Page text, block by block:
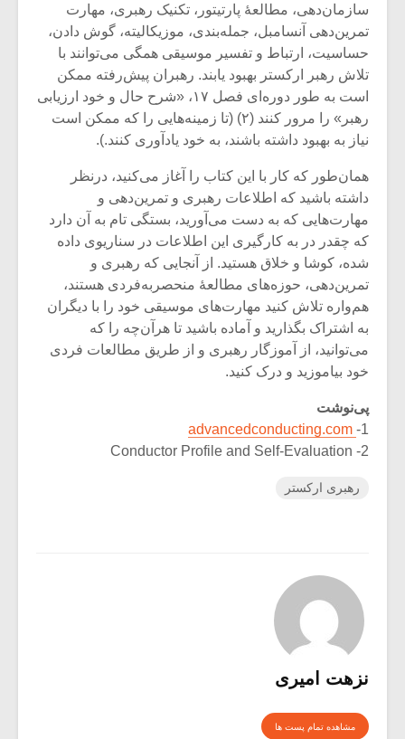
سازمان‌دهی، مطالعۀ پارتیتور، تکنیک رهبری، مهارت‌
تمرین‌دهی آنسامبل، جمله‌بندی، موزیکالیته، گوش دادن،
حساسیت، ارتباط و تفسیر موسیقی همگی می‌توانند با
تلاش رهبر ارکستر بهبود یابند. رهبران پیش‌رفته ممکن
است به طور دوره‌ای فصل ۱۷، «شرح حال و خود ارزیابی
رهبر» را مرور کنند (۲) (تا زمینه‌هایی را که ممکن است
نیاز به بهبود داشته باشند، به خود یادآوری کنند.).
همان‌طور که کار با این کتاب را آغاز می‌کنید، درنظر
داشته باشید که اطلاعات رهبری و تمرین‌دهی و
مهارت‌هایی که به دست می‌آورید، بستگی تام به آن دارد
که چقدر در به کارگیری این اطلاعات در سناریوی داده
شده، کوشا و خلاق هستید. از آنجایی که رهبری و
تمرین‌دهی، حوزه‌های مطالعۀ منحصربه‌فردی هستند،
هم‌واره تلاش کنید مهارت‌های موسیقی خود را با دیگران
به اشتراک بگذارید و آماده باشید تا هرآن‌چه را که
می‌توانید، از آموزگار رهبری و از طریق مطالعات فردی
خود بیاموزید و درک کنید.
پی‌نوشت
1-
2- Conductor Profile and Self-Evaluation
رهبری ارکستر
نزهت امیری
مشاهده تمام پست ها